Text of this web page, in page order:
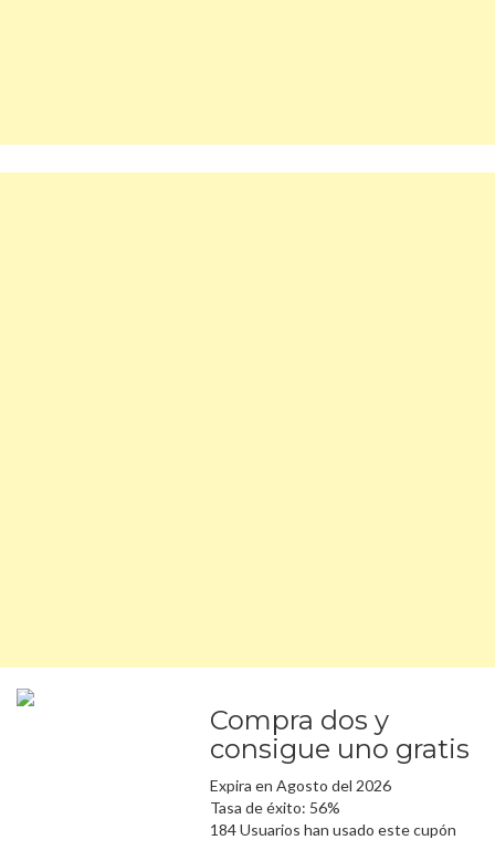
Compra dos y
consigue uno gratis
Expira en Agosto del 2026
Tasa de éxito: 56%
184 Usuarios han usado este cupón